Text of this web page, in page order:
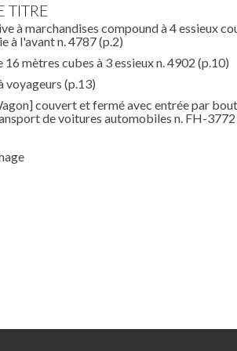
TITRE
à marchandises compound à 4 essieux
à l'avant n. 4787(p.2)
16 mètres cubes à 3 essieux n. 4902 (p.10)
voyageurs (p.13)
couvert et fermé avec entrée par
de voitures automobiles n. FH-3772